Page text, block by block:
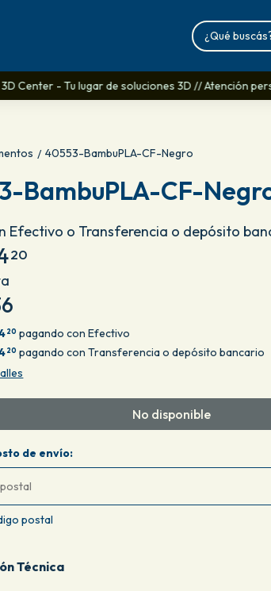
- Tu lugar de soluciones 3D // Atención
/ 40553-BambuPLA-CF-Negro
BambuPLA-CF-
Efectivo o Transferencia o depósito
20
20 pagando con Efectivo
20 pagando con Transferencia o depósito bancario
No disponible
de envío:
postal
Técnica